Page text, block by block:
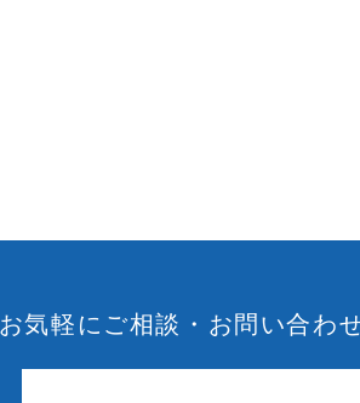
お気軽にご相談・お問い合わ